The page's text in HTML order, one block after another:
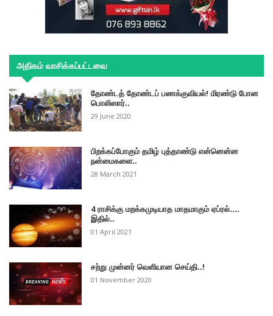
அதிகம் வாசிக்கப்பட்டவை
தோண்டத் தோண்டப் பணக்குவியல்! மிரண்டு போன
பொலிஸார்..
29 June 2020
பிறக்கப்போகும் தமிழ் புத்தாண்டு என்னென்ன
நன்மைகளை..
28 March 2021
4 ராசிக்கு மறக்கமுடியாத மாதமாகும் ஏப்ரல்....
இதில்..
01 April 2021
சற்று முன்னர் வெளியான செய்தி..!
01 November 2020